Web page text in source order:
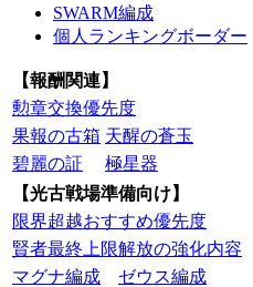
SWARM編成
個人ランキングボーダー
【報酬関連】
勲章交換優先度
果報の古箱 天醒の蒼玉
碧麗の証
極星器
【光古戦場準備向け】
限界超越おすすめ優先度
賢者最終上限解放の強化内容
マグナ編成
ゼウス編成